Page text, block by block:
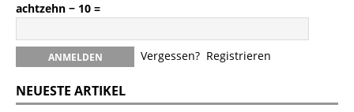
achtzehn − 10 =
Vergessen? Registrieren
NEUESTE ARTIKEL